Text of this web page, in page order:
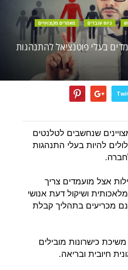
גיוס עובדים
מאמרים מקצועיים
בעלי פוטנציאל להתנהגות
שנחשבים לטלנטים
להיות בעלי התנהגות
אצל מועמדים צריך
ושיקול דעת אנושי
מכריעים בתהליך קבלת
כישרונות מובילים
חיובית ובריאה.